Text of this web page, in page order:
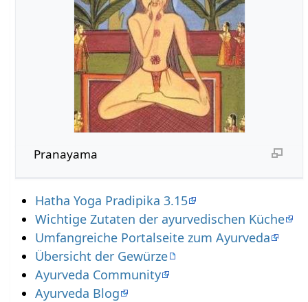
Pranayama
Hatha Yoga Pradipika 3.15
Wichtige Zutaten der ayurvedischen Küche
Umfangreiche Portalseite zum Ayurveda
Übersicht der Gewürze
Ayurveda Community
Ayurveda Blog